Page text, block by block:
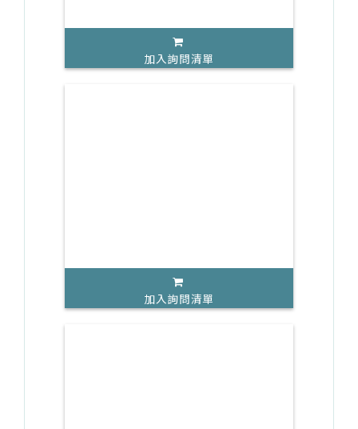
加入詢問清單
加入詢問清單